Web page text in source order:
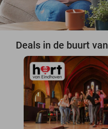
Deals in de buurt van